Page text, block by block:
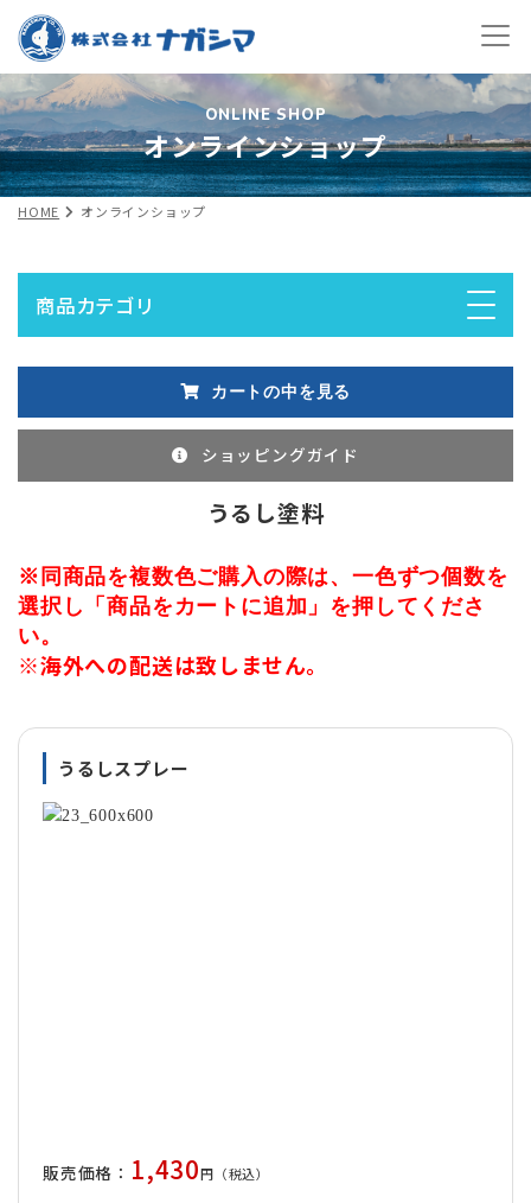
ONLINE SHOP
オンラインショップ
HOME オンラインショップ
うるし塗料
※同商品を複数色ご購入の際は、一色ずつ個数を
選択し「商品をカートに追加」を押してくださ
い。
※海外への配送は致しません。
うるしスプレー
販売価格： 1,430円（税込）
商品カテゴリ
カートの中を見る
ショッピングガイド